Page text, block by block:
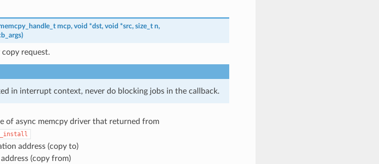
mcp, void *dst, void *src, size_t n,
)
copy request.
in interrupt context, never do blocking jobs in the callback.
of async memcpy driver that returned from
address (copy to)
(copy from)